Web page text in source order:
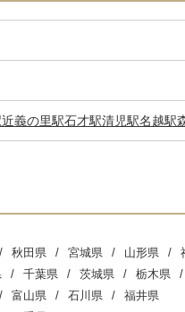
近義の里駅石才駅清児駅名越駅
秋田県 宮城県 山形県
千葉県 茨城県 栃木県
富山県 石川県 福井県